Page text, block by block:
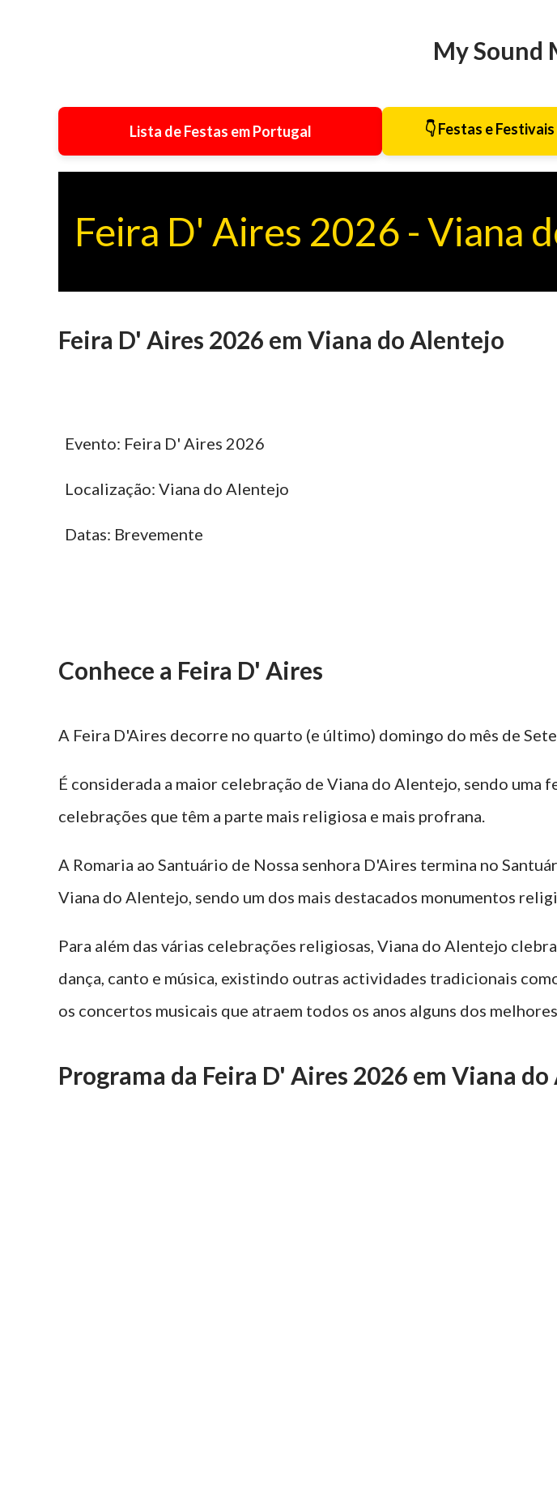
My Sound
Lista de Festas em Portugal 👇 Festas e
Feira D' Aires 2026 - Viana
Feira D' Aires 2026 em Viana do Alentejo
Evento: Feira D' Aires 2026
Localização: Viana do Alentejo
Datas: Brevemente
Conhece a Feira D' Aires
A Feira D'Aires decorre no quarto (e último) domingo do mês de
É considerada a maior celebração de Viana do Alentejo, sendo
celebrações que têm a parte mais religiosa e mais profrana.
A Romaria ao Santuário de Nossa senhora D'Aires termina no
Viana do Alentejo, sendo um dos mais destacados monumentos
Para além das várias celebrações religiosas, Viana do Alentejo
dança, canto e música, existindo outras actividades tradicionais
os concertos musicais que atraem todos os anos alguns dos
Programa da Feira D' Aires 2026 em Viana